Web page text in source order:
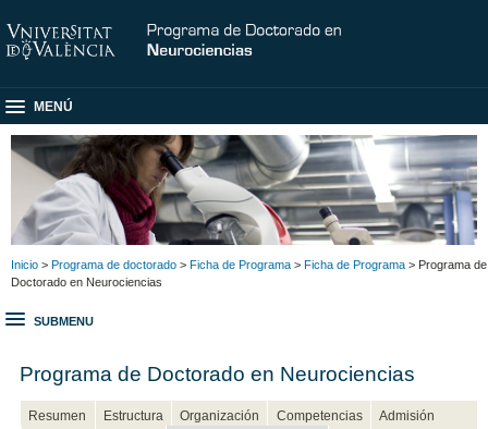
MENÚ
Inicio > Programa de doctorado > Ficha de Programa > Ficha de Programa > Programa de
Doctorado en Neurociencias
SUBMENU
Programa de Doctorado en Neurociencias
Resumen Estructura Organización Competencias
Admisión